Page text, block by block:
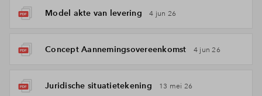
Model akte van levering 4 jun 26
Concept Aannemingsovereenkomst 4 jun 26
Juridische situatietekening 13 mei 26